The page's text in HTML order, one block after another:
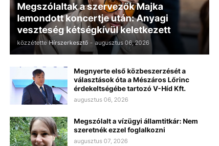
Megszólaltak a szervezők Majka
lemondott koncertje után: Anyagi
veszteség kétségkívül keletkezett
közzétette Hírszerkesztő - augusztus 06, 2026
Megnyerte első közbeszerzését a
választások óta a Mészáros Lőrinc
érdekeltségébe tartozó V-Híd Kft.
augusztus 06, 2026
Megszólalt a vízügyi államtitkár: Nem
szeretnék ezzel foglalkozni
augusztus 07, 2026